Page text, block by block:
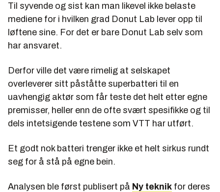
Til syvende og sist kan man likevel ikke belaste
mediene for i hvilken grad Donut Lab lever opp til
løftene sine. For det er bare Donut Lab selv som
har ansvaret.
Derfor ville det være rimelig at selskapet
overleverer sitt påståtte superbatteri til en
uavhengig aktør som får teste det helt etter egne
premisser, heller enn de ofte svært spesifikke og til
dels intetsigende testene som VTT har utført.
Et godt nok batteri trenger ikke et helt sirkus rundt
seg for å stå på egne bein.
Analysen ble først publisert på Ny teknik for deres